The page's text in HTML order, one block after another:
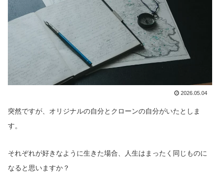
2026.05.04
突然ですが、オリジナルの自分とクローンの自分がいたとしま
す。
それぞれが好きなように生きた場合、人生はまったく同じものに
なると思いますか？